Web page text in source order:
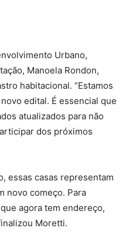
Urbano,
Manoela Rondon,
habitacional. “Estamos
edital. É essencial que
atualizados para não
dos próximos
essas casas representam
novo começo. Para
agora tem endereço,
Moretti.